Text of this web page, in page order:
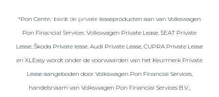
Berijdersinfo
Lease acties
Lease a Bike
*Pon Center biedt de private leaseproducten aan van Volkswagen
Pon Financial Services. Volkswagen Private Lease, SEAT Private
Lease, Škoda Private lease. Audi Private Lease, CUPRA Private Lease
en XLEasy wordt onder de voorwaarden van het Keurmerk Private
Lease aangeboden door Volkswagen Pon Financial Services,
handelsnaam van Volkswagen Pon Financial Services B.V.,